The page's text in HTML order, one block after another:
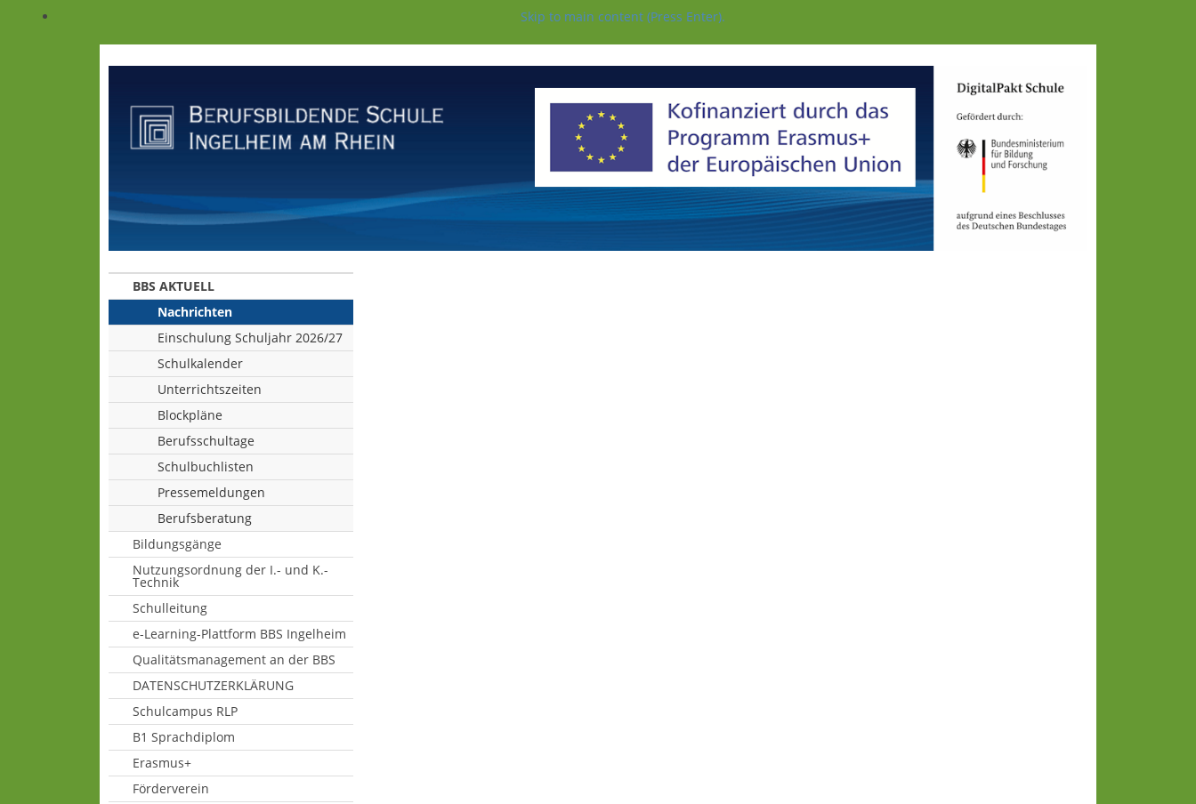
Skip to main content (Press Enter).
BBS AKTUELL
Nachrichten
Einschulung Schuljahr 2026/27
Schulkalender
Unterrichtszeiten
Blockpläne
Berufsschultage
Schulbuchlisten
Pressemeldungen
Berufsberatung
Bildungsgänge
Nutzungsordnung der I.- und K.-
Technik
Schulleitung
e-Learning-Plattform BBS Ingelheim
Qualitätsmanagement an der BBS
DATENSCHUTZERKLÄRUNG
Schulcampus RLP
B1 Sprachdiplom
Erasmus+
Förderverein